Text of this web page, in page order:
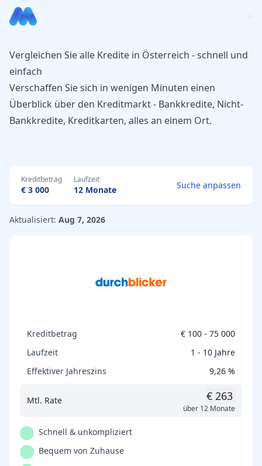
Vergleichen Sie alle Kredite in Österreich - schnell und
einfach
Verschaffen Sie sich in wenigen Minuten einen
Überblick über den Kreditmarkt - Bankkredite, Nicht-
Bankkredite, Kreditkarten, alles an einem Ort.
Kreditbetrag
€ 3 000
Laufzeit
12 Monate Suche anpassen
Aktualisiert: Aug 7, 2026
Kreditbetrag
€ 100 - 75 000
Laufzeit
1 - 10 Jahre
Effektiver Jahreszins
9,26 %
Mtl. Rate € 263
über 12 Monate
Schnell & unkompliziert
Bequem von Zuhause